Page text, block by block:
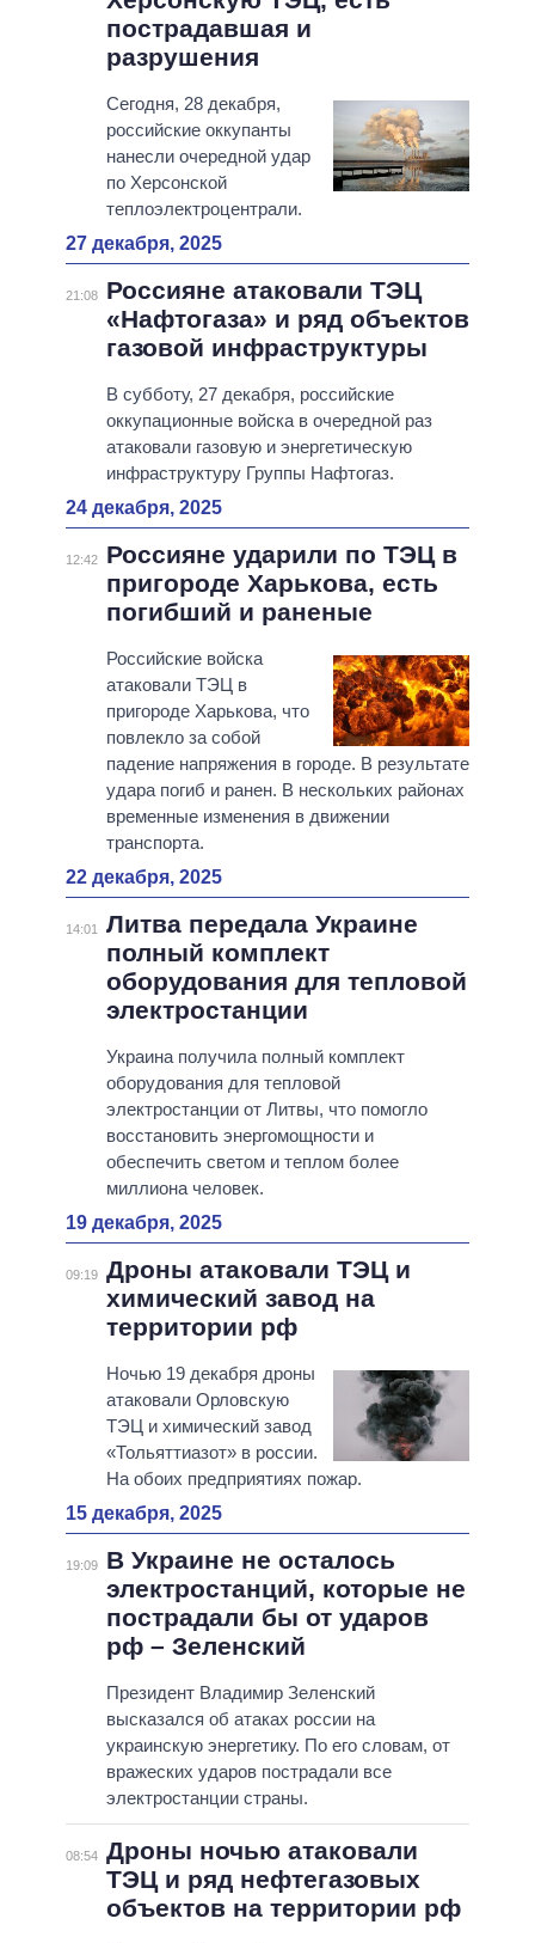
пострадавшая и
разрушения
Сегодня, 28 декабря,
российские оккупанты
нанесли очередной удар
по Херсонской
теплоэлектроцентрали.
27 декабря, 2025
21:08
Россияне атаковали ТЭЦ
«Нафтогаза» и ряд объектов
газовой инфраструктуры
В субботу, 27 декабря, российские
оккупационные войска в очередной раз
атаковали газовую и энергетическую
инфраструктуру Группы Нафтогаз.
24 декабря, 2025
12:42
Россияне ударили по ТЭЦ в
пригороде Харькова, есть
погибший и раненые
Российские войска
атаковали ТЭЦ в
пригороде Харькова, что
повлекло за собой
падение напряжения в городе. В результате
удара погиб и ранен. В нескольких районах
временные изменения в движении
транспорта.
22 декабря, 2025
14:01
Литва передала Украине
полный комплект
оборудования для тепловой
электростанции
Украина получила полный комплект
оборудования для тепловой
электростанции от Литвы, что помогло
восстановить энергомощности и
обеспечить светом и теплом более
миллиона человек.
19 декабря, 2025
09:19 Дроны атаковали ТЭЦ и
химический завод на
территории рф
Ночью 19 декабря дроны
атаковали Орловскую
ТЭЦ и химический завод
«Тольяттиазот» в россии.
На обоих предприятиях пожар.
15 декабря, 2025
19:09
В Украине не осталось
электростанций, которые не
пострадали бы от ударов
рф – Зеленский
Президент Владимир Зеленский
высказался об атаках россии на
украинскую энергетику. По его словам, от
вражеских ударов пострадали все
электростанции страны.
08:54 Дроны ночью атаковали
ТЭЦ и ряд нефтегазовых
объектов на территории рф